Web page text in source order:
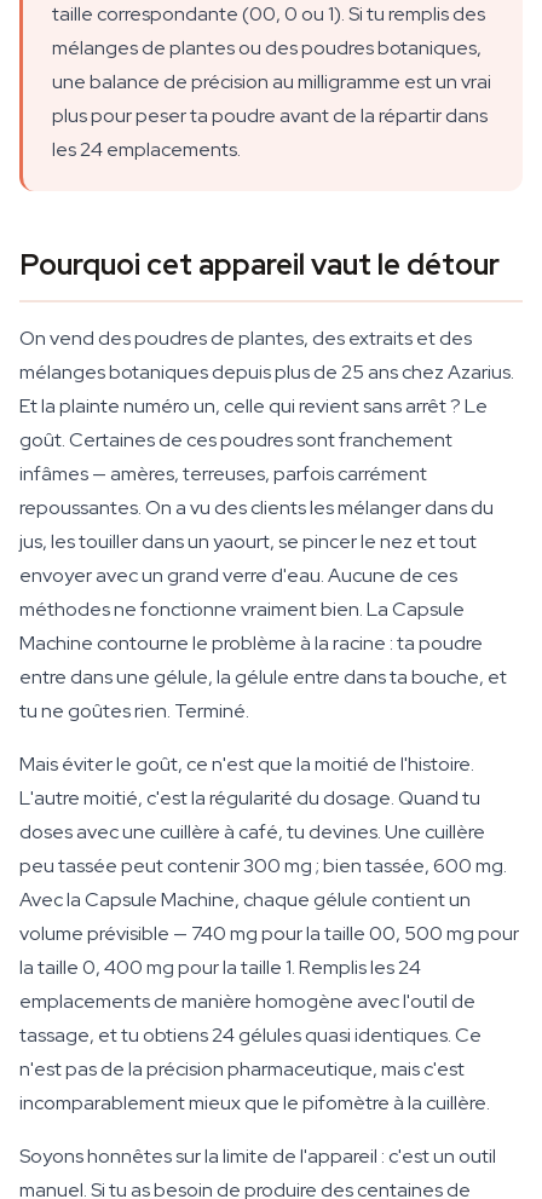
taille correspondante (00, 0 ou 1). Si tu remplis des
mélanges de plantes ou des poudres botaniques,
une balance de précision au milligramme est un vrai
plus pour peser ta poudre avant de la répartir dans
les 24 emplacements.
Pourquoi cet appareil vaut le détour
On vend des poudres de plantes, des extraits et des
mélanges botaniques depuis plus de 25 ans chez Azarius.
Et la plainte numéro un, celle qui revient sans arrêt ? Le
goût. Certaines de ces poudres sont franchement
infâmes — amères, terreuses, parfois carrément
repoussantes. On a vu des clients les mélanger dans du
jus, les touiller dans un yaourt, se pincer le nez et tout
envoyer avec un grand verre d'eau. Aucune de ces
méthodes ne fonctionne vraiment bien. La Capsule
Machine contourne le problème à la racine : ta poudre
entre dans une gélule, la gélule entre dans ta bouche, et
tu ne goûtes rien. Terminé.
Mais éviter le goût, ce n'est que la moitié de l'histoire.
L'autre moitié, c'est la régularité du dosage. Quand tu
doses avec une cuillère à café, tu devines. Une cuillère
peu tassée peut contenir 300 mg ; bien tassée, 600 mg.
Avec la Capsule Machine, chaque gélule contient un
volume prévisible — 740 mg pour la taille 00, 500 mg pour
la taille 0, 400 mg pour la taille 1. Remplis les 24
emplacements de manière homogène avec l'outil de
tassage, et tu obtiens 24 gélules quasi identiques. Ce
n'est pas de la précision pharmaceutique, mais c'est
incomparablement mieux que le pifomètre à la cuillère.
Soyons honnêtes sur la limite de l'appareil : c'est un outil
manuel. Si tu as besoin de produire des centaines de